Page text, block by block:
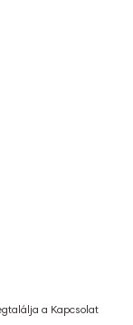
a Kapcsolat